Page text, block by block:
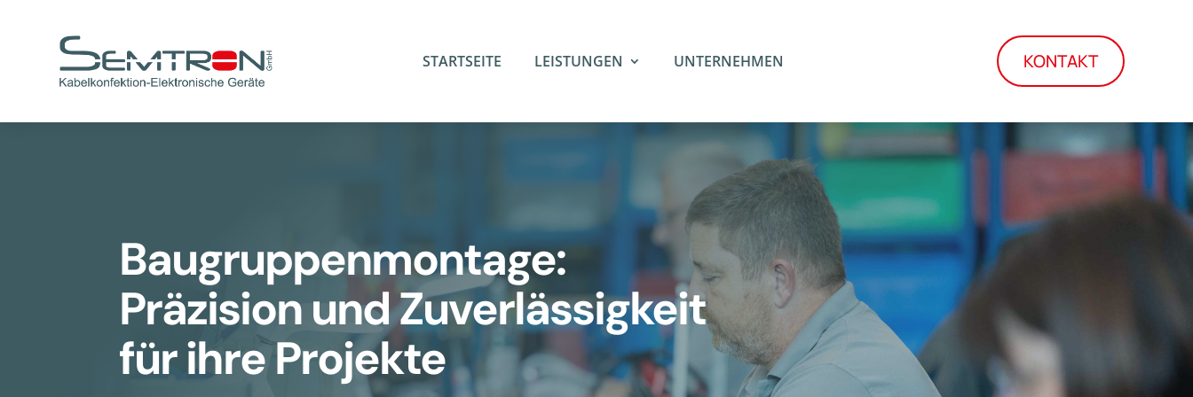
STARTSEITE LEISTUNGEN UNTERNEHMEN KONTAKT
Baugruppenmontage:
Präzision und Zuverlässigkeit
für ihre Projekte